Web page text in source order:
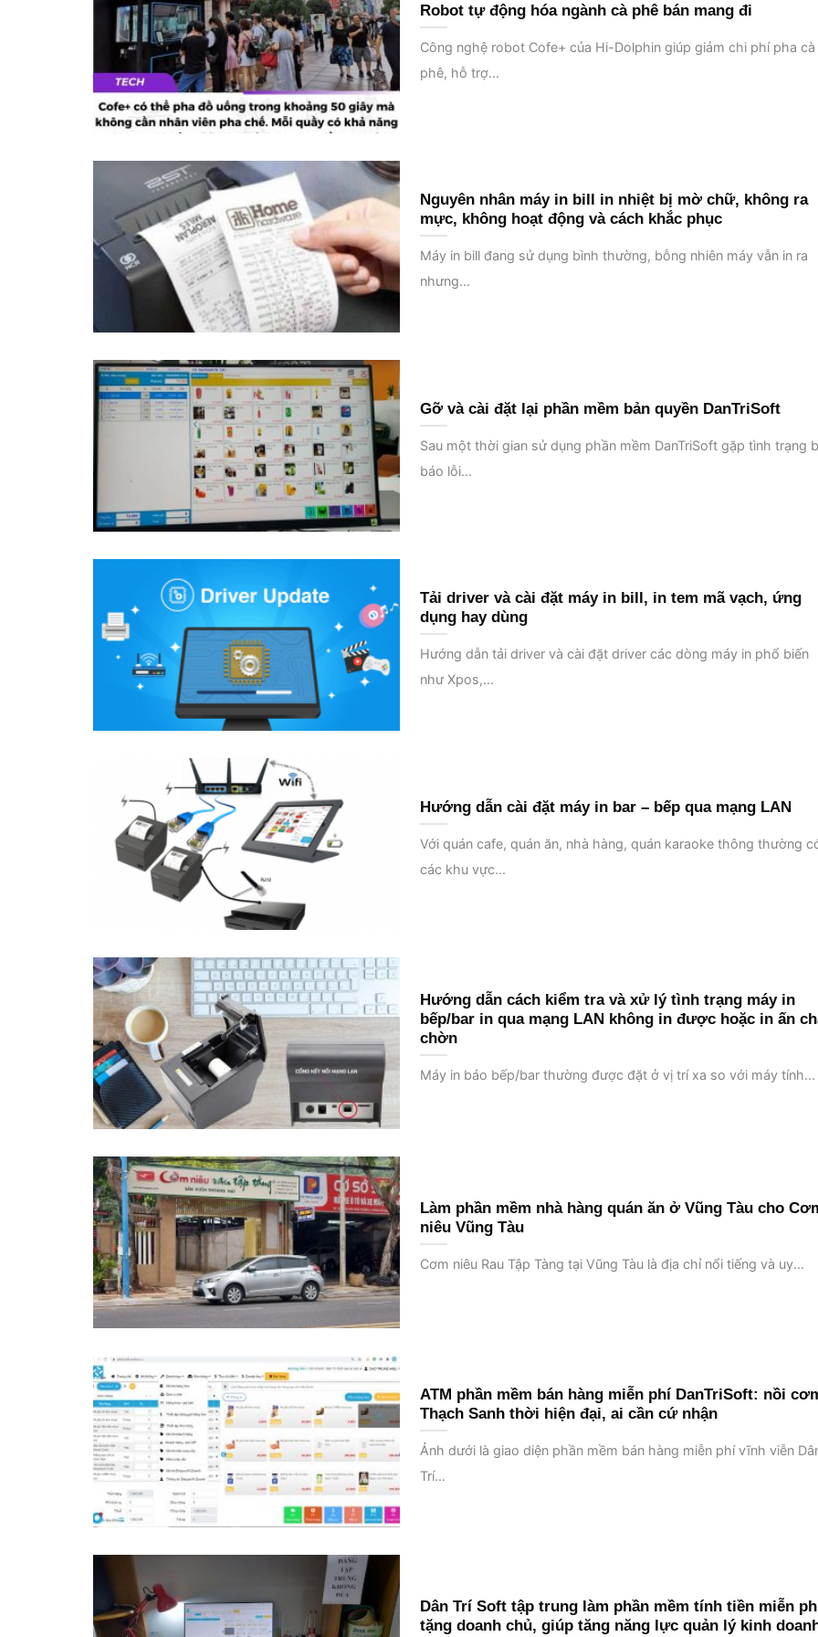
Robot tự động hóa ngành cà phê bán mang đi
Công nghệ robot Cofe+ của Hi-Dolphin giúp giảm chi phí pha cà
phê, hỗ trợ...
Nguyên nhân máy in bill in nhiệt bị mờ chữ, không ra
mực, không hoạt động và cách khắc phục
Máy in bill đang sử dụng bình thường, bỗng nhiên máy vẫn in ra
nhưng...
Gỡ và cài đặt lại phần mềm bản quyền DanTriSoft
Sau một thời gian sử dụng phần mềm DanTriSoft gặp tình trạng
báo lỗi...
Tải driver và cài đặt máy in bill, in tem mã vạch, ứng
dụng hay dùng
Hướng dẫn tải driver và cài đặt driver các dòng máy in phổ biến
như Xpos,...
Hướng dẫn cài đặt máy in bar – bếp qua mạng LAN
Với quán cafe, quán ăn, nhà hàng, quán karaoke thông thường
các khu vực...
Hướng dẫn cách kiểm tra và xử lý tình trạng máy in
bếp/bar in qua mạng LAN không in được hoặc in ấn
chờn
Máy in báo bếp/bar thường được đặt ở vị trí xa so với máy tính...
Làm phần mềm nhà hàng quán ăn ở Vũng Tàu cho
niêu Vũng Tàu
Cơm niêu Rau Tập Tàng tại Vũng Tàu là địa chỉ nổi tiếng và uy...
ATM phần mềm bán hàng miễn phí DanTriSoft: nồi
Thạch Sanh thời hiện đại, ai cần cứ nhận
Ảnh dưới là giao diện phần mềm bán hàng miễn phí vĩnh viễn
Trí...
Dân Trí Soft tập trung làm phần mềm tính tiền miễn
tặng doanh chủ, giúp tăng năng lực quản lý kinh